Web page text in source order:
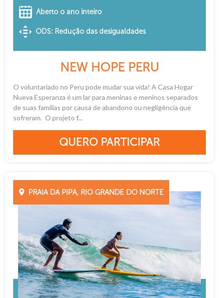
Aberto o ano inteiro
ODS: Redução das desigualdades
NEW HOPE PERU
O voluntariado no Peru pode mudar sua vida! A Casa Hogar
Nueva Esperanza é um lar para meninas e meninos separados
de suas famílias por causa de abandono ou negligência que
sofreram. O projeto f...
QUERO PARTICIPAR
PRAIA DA PIPA, RIO GRANDE DO NORTE